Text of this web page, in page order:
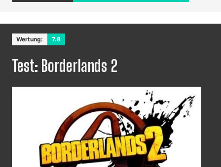
Wertung: 7.8
Test: Borderlands 2